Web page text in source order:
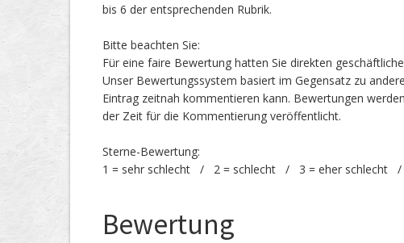
bis 6 der entsprechenden Rubrik.
Bitte beachten Sie:
Für eine faire Bewertung hatten Sie direkten
Unser Bewertungssystem basiert im Gegensatz zu
Eintrag zeitnah kommentieren kann. Bewertungen
der Zeit für die Kommentierung veröffentlicht.
Sterne-Bewertung:
1 = sehr schlecht / 2 = schlecht / 3 = eher
Bewertung